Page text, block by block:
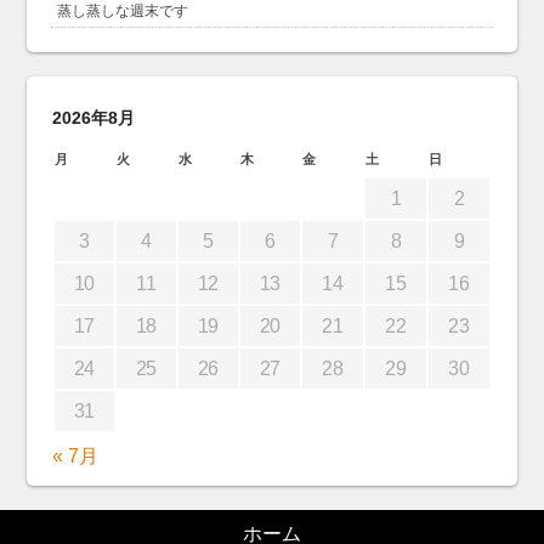
蒸し蒸しな週末です
2026年8月
月 火 水 木 金 土 日
1 2
3 4 5 6 7 8 9
10 11 12 13 14 15 16
17 18 19 20 21 22 23
24 25 26 27 28 29 30
31
« 7月
ホーム